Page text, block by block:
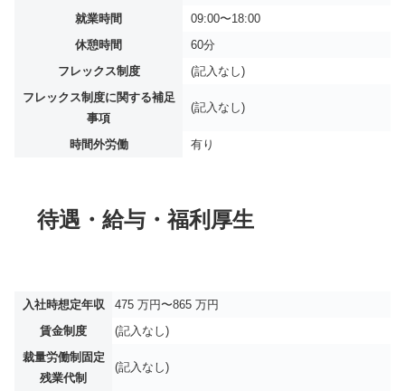
就業時間
09:00〜18:00
休憩時間
60分
フレックス制度
(記入なし)
フレックス制度に関する補足
事項
(記入なし)
時間外労働 有り
待遇・給与・福利厚生
入社時想定年収
475 万円〜865 万円
賃金制度
(記入なし)
裁量労働制固定
残業代制
(記入なし)